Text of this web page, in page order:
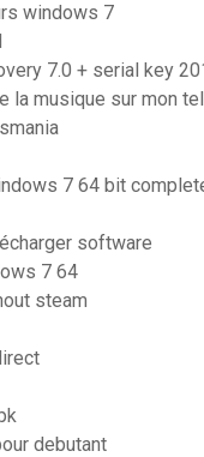
windows 7
7.0 + serial key
la musique sur mon
7 64 bit
software
7 64
steam
debutant